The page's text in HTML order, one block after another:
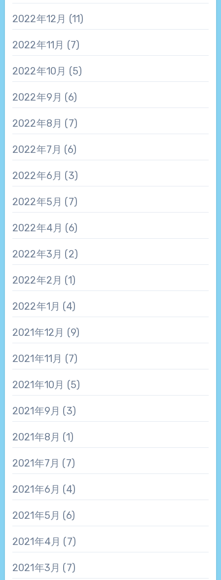
2022年12月 (11)
2022年11月 (7)
2022年10月 (5)
2022年9月 (6)
2022年8月 (7)
2022年7月 (6)
2022年6月 (3)
2022年5月 (7)
2022年4月 (6)
2022年3月 (2)
2022年2月 (1)
2022年1月 (4)
2021年12月 (9)
2021年11月 (7)
2021年10月 (5)
2021年9月 (3)
2021年8月 (1)
2021年7月 (7)
2021年6月 (4)
2021年5月 (6)
2021年4月 (7)
2021年3月 (7)